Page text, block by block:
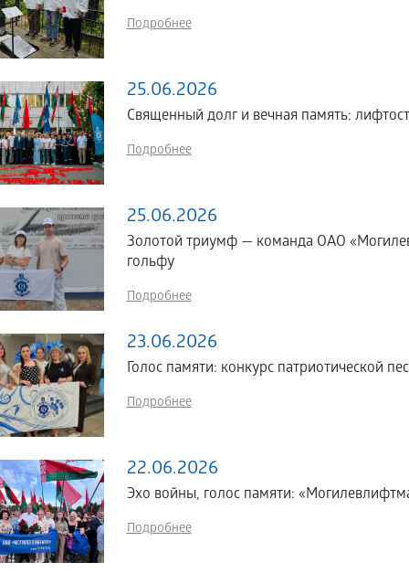
Подробнее
25.06.2026
Священный долг и вечная память:
Подробнее
25.06.2026
Золотой триумф — команда ОАО
гольфу
Подробнее
23.06.2026
Голос памяти: конкурс патриотической
Подробнее
22.06.2026
Эхо войны, голос памяти:
Подробнее